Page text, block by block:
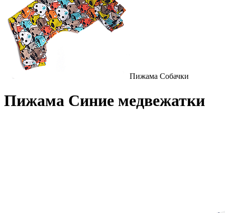
Пижама Собачки
Пижама Синие медвежатки